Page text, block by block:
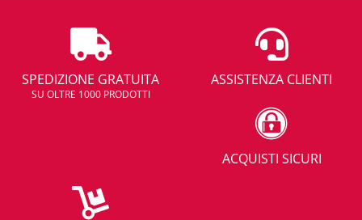
SPEDIZIONE GRATUITA
SU OLTRE 1000 PRODOTTI
ASSISTENZA CLIENTI
ACQUISTI SICURI